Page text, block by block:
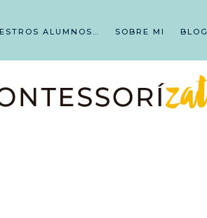
ALUMNOS… SOBRE MI BLOG